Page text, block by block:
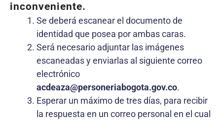
inconveniente.
Se deberá escanear el documento de
identidad que posea por ambas caras.
Será necesario adjuntar las imágenes
escaneadas y enviarlas al siguiente correo
electrónico
acdeaza@personeriabogota.gov.co.
Esperar un máximo de tres días, para recibir
la respuesta en un correo personal en el cual